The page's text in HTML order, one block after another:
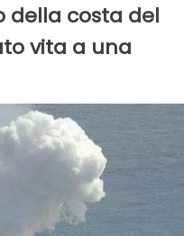
della costa del
vita a una